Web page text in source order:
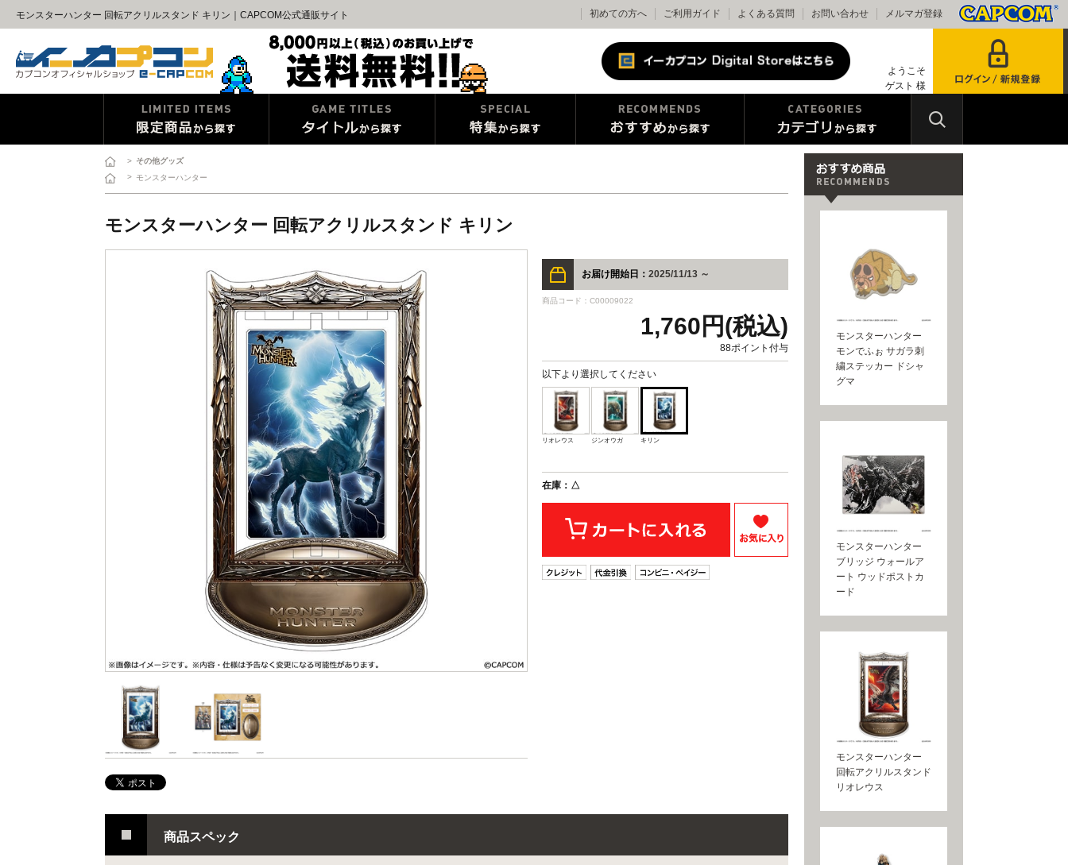
モンスターハンター 回転アクリルスタンド キリン｜CAPCOM公式通販サイト 初めての方へ ご利用ガイド よくある質問 お問い合わせ メルマガ登録
ようこそ
ゲスト 様
> その他グッズ
> モンスターハンター
モンスターハンター 回転アクリルスタンド キリン
お届け開始日： 2025/11/13 ～
商品コード：C00009022
1,760円(税込)
88ポイント付与
以下より選択してください
リオレウス ジンオウガ キリン
在庫：△
商品スペック
モンスターハンター
モンでふぉ サガラ刺
繍ステッカー ドシャ
グマ
モンスターハンター
ブリッジ ウォールア
ート ウッドポストカ
ード
モンスターハンター
回転アクリルスタンド
リオレウス